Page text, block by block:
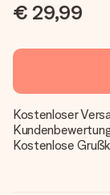
€ 29,99
Kostenloser
Kostenlose